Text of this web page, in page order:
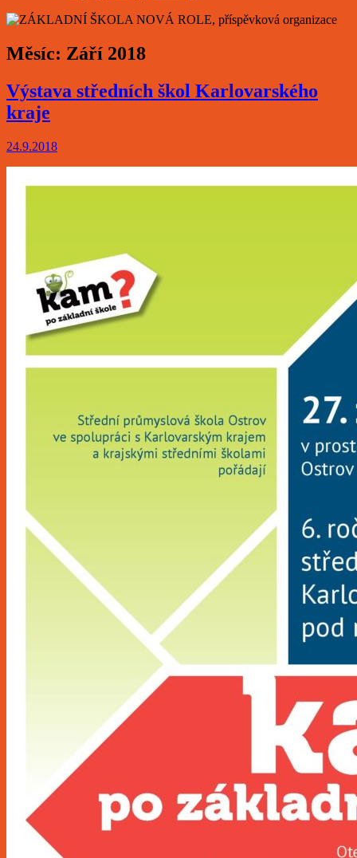
Měsíc: Září 2018
Výstava středních škol Karlovarského
kraje
24.9.2018